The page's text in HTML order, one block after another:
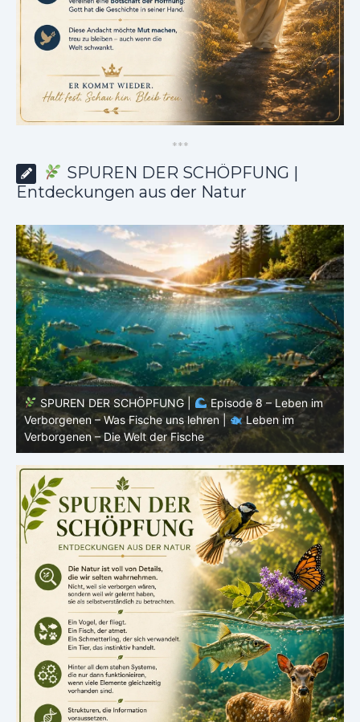
***
SPUREN DER SCHÖPFUNG |
Entdeckungen aus der Natur
SPUREN DER SCHÖPFUNG |
Episode 8 – Leben im
Verborgenen – Was Fische uns lehren |
Leben im
Verborgenen – Die Welt der Fische